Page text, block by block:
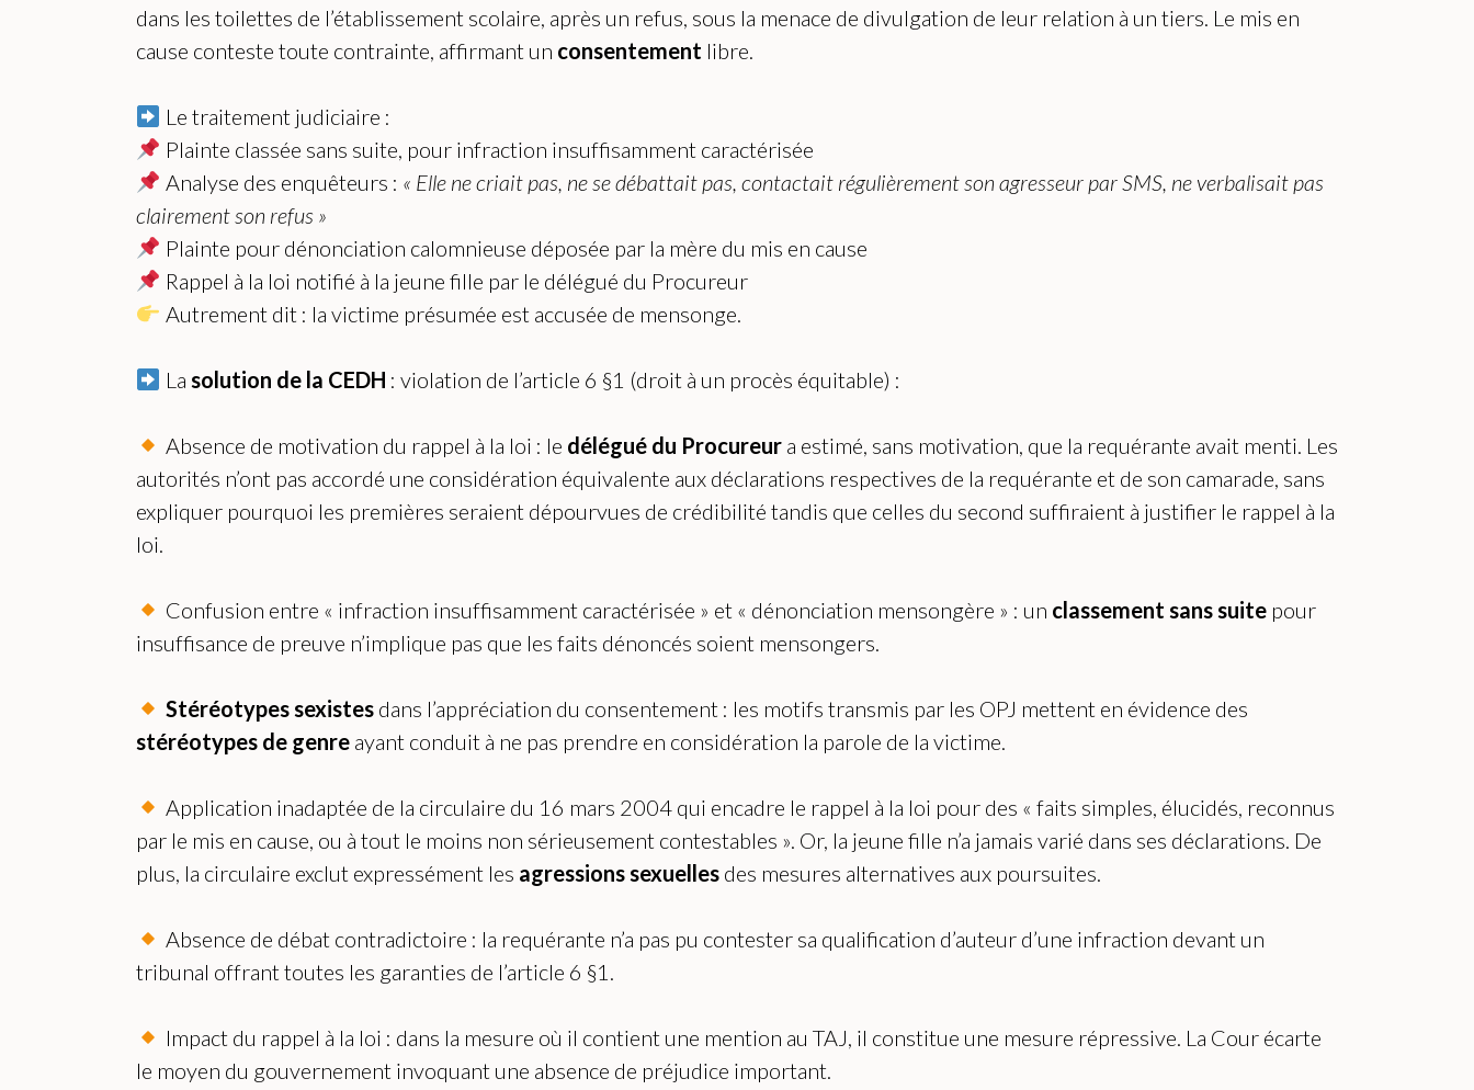
dans les toilettes de l’établissement scolaire, après un refus, sous la menace de divulgation de leur relation à un tiers. Le mis en
cause conteste toute contrainte, affirmant un consentement libre.
Le traitement judiciaire :
Plainte classée sans suite, pour infraction insuffisamment caractérisée
Analyse des enquêteurs : « Elle ne criait pas, ne se débattait pas, contactait régulièrement son agresseur par SMS, ne verbalisait pas
clairement son refus »
Plainte pour dénonciation calomnieuse déposée par la mère du mis en cause
Rappel à la loi notifié à la jeune fille par le délégué du Procureur
Autrement dit : la victime présumée est accusée de mensonge.
La solution de la CEDH : violation de l’article 6 §1 (droit à un procès équitable) :
Absence de motivation du rappel à la loi : le délégué du Procureura estimé, sans motivation, que la requérante avait menti. Les
autorités n’ont pas accordé une considération équivalente aux déclarations respectives de la requérante et de son camarade, sans
expliquer pourquoi les premières seraient dépourvues de crédibilité tandis que celles du second suffiraient à justifier le rappel à la
loi.
Confusion entre « infraction insuffisamment caractérisée » et « dénonciation mensongère » : un classement sans suitepour
insuffisance de preuve n’implique pas que les faits dénoncés soient mensongers.
Stéréotypes sexistesdans l’appréciation du consentement : les motifs transmis par les OPJ mettent en évidence des
stéréotypes de genre ayant conduit à ne pas prendre en considération la parole de la victime.
Application inadaptée de la circulaire du 16 mars 2004 qui encadre le rappel à la loi pour des « faits simples, élucidés, reconnus
par le mis en cause, ou à tout le moins non sérieusement contestables ». Or, la jeune fille n’a jamais varié dans ses déclarations. De
plus, la circulaire exclut expressément les agressions sexuelles des mesures alternatives aux poursuites.
Absence de débat contradictoire : la requérante n’a pas pu contester sa qualification d’auteur d’une infraction devant un
tribunal offrant toutes les garanties de l’article 6 §1.
Impact du rappel à la loi : dans la mesure où il contient une mention au TAJ, il constitue une mesure répressive. La Cour écarte
le moyen du gouvernement invoquant une absence de préjudice important.